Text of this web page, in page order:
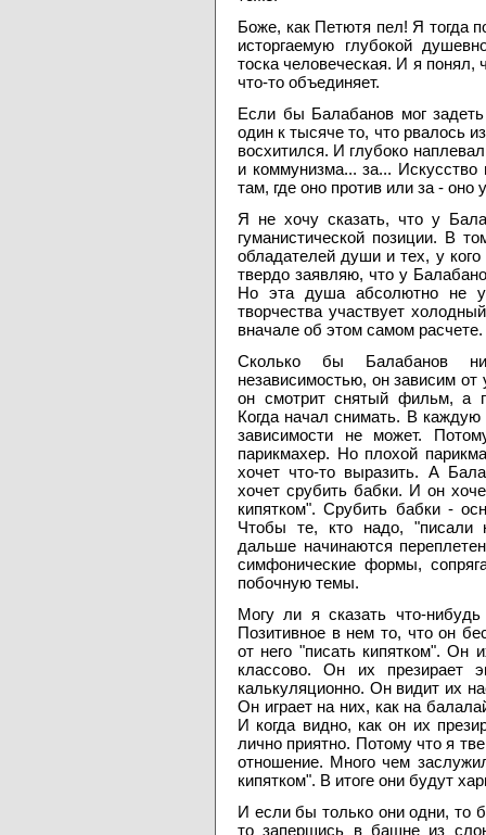
Боже, как Петютя пел! Я тогда
исторгаемую глубокой
тоска человеческая. И я понял,
что-то объединяет.
Если бы Балабанов мог
один к тысяче то, что рвалось
восхитился. И глубоко
и коммунизма... за... Искусство
там, где оно против или за - оно
Я не хочу сказать, что у
гуманистической позиции. В
обладателей души и тех, у
твердо заявляю, что у
Но эта душа абсолютно не
творчества участвует
вначале об этом самом расчете.
Сколько бы Балабанов ни
независимостью, он зависим
он смотрит снятый фильм, а
Когда начал снимать. В
зависимости не может.
парикмахер. Но плохой
хочет что-то выразить. А
хочет срубить бабки. И он
кипятком". Срубить бабки -
Чтобы те, кто надо, "писали
дальше начинаются
симфонические формы,
побочную темы.
Могу ли я сказать что-
Позитивное в нем то, что он
от него "писать кипятком". Он
классово. Он их презирает
калькуляционно. Он видит их
Он играет на них, как на
И когда видно, как он их
лично приятно. Потому что я
отношение. Много чем
кипятком". В итоге они будут
И если бы только они одни, то
то запершись в башне из